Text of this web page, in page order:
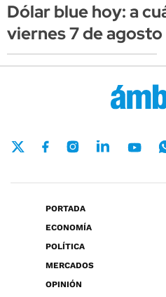
Dólar blue hoy: a
viernes 7 de agosto
PORTADA
ECONOMÍA
POLÍTICA
MERCADOS
OPINIÓN